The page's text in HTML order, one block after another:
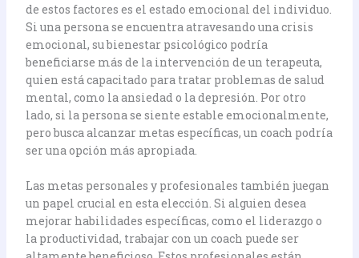
de estos factores es el estado emocional del individuo.
Si una persona se encuentra atravesando una crisis
emocional, su bienestar psicológico podría
beneficiarse más de la intervención de un terapeuta,
quien está capacitado para tratar problemas de salud
mental, como la ansiedad o la depresión. Por otro
lado, si la persona se siente estable emocionalmente,
pero busca alcanzar metas específicas, un coach podría
ser una opción más apropiada.
Las metas personales y profesionales también juegan
un papel crucial en esta elección. Si alguien desea
mejorar habilidades específicas, como el liderazgo o
la productividad, trabajar con un coach puede ser